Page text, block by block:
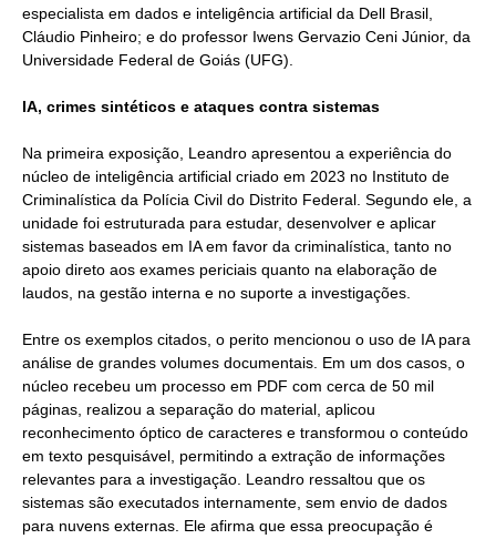
especialista em dados e inteligência artificial da Dell Brasil,
Cláudio Pinheiro; e do professor Iwens Gervazio Ceni Júnior, da
Universidade Federal de Goiás (UFG).
IA, crimes sintéticos e ataques contra sistemas
Na primeira exposição, Leandro apresentou a experiência do
núcleo de inteligência artificial criado em 2023 no Instituto de
Criminalística da Polícia Civil do Distrito Federal. Segundo ele, a
unidade foi estruturada para estudar, desenvolver e aplicar
sistemas baseados em IA em favor da criminalística, tanto no
apoio direto aos exames periciais quanto na elaboração de
laudos, na gestão interna e no suporte a investigações.
Entre os exemplos citados, o perito mencionou o uso de IA para
análise de grandes volumes documentais. Em um dos casos, o
núcleo recebeu um processo em PDF com cerca de 50 mil
páginas, realizou a separação do material, aplicou
reconhecimento óptico de caracteres e transformou o conteúdo
em texto pesquisável, permitindo a extração de informações
relevantes para a investigação. Leandro ressaltou que os
sistemas são executados internamente, sem envio de dados
para nuvens externas. Ele afirma que essa preocupação é